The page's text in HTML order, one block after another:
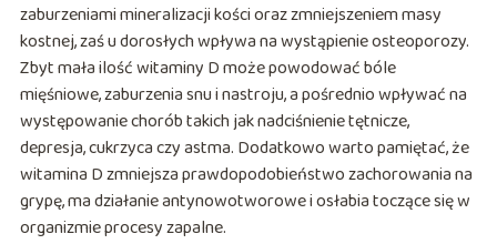
zaburzeniami mineralizacji kości oraz zmniejszeniem masy
kostnej, zaś u dorosłych wpływa na wystąpienie osteoporozy.
Zbyt mała ilość witaminy D może powodować bóle
mięśniowe, zaburzenia snu i nastroju, a pośrednio wpływać na
występowanie chorób takich jak nadciśnienie tętnicze,
depresja, cukrzyca czy astma. Dodatkowo warto pamiętać, że
witamina D zmniejsza prawdopodobieństwo zachorowania na
grypę, ma działanie antynowotworowe i osłabia toczące się w
organizmie procesy zapalne.